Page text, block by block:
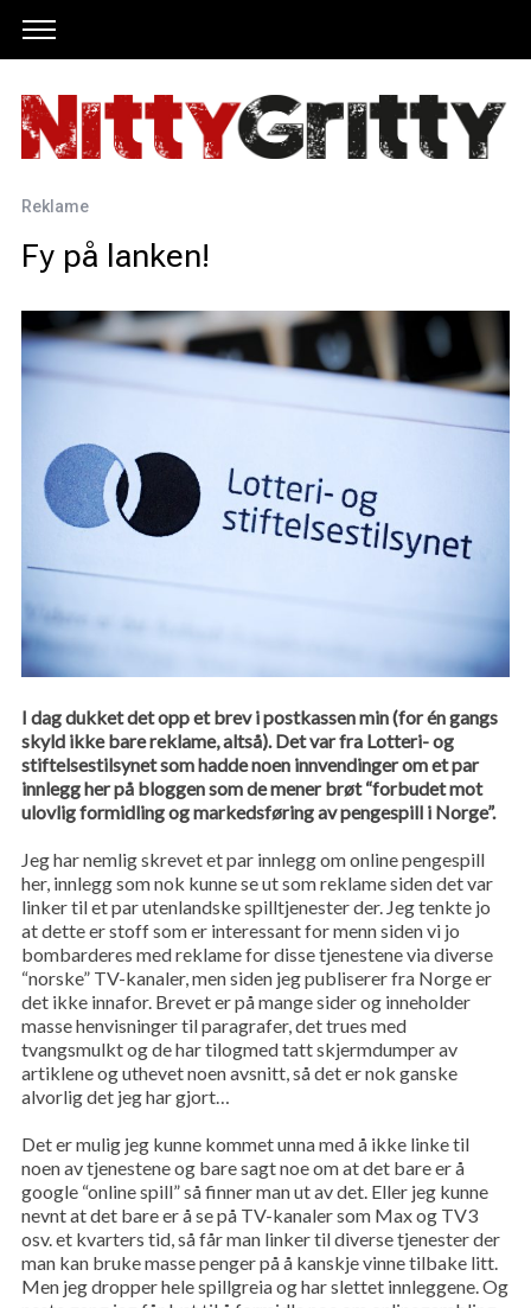
Reklame
Fy på lanken!
I dag dukket det opp et brev i postkassen min (for én gangs
skyld ikke bare reklame, altså). Det var fra Lotteri- og
stiftelsestilsynet som hadde noen innvendinger om et par
innlegg her på bloggen som de mener brøt “forbudet mot
ulovlig formidling og markedsføring av pengespill i Norge”.
Jeg har nemlig skrevet et par innlegg om online pengespill
her, innlegg som nok kunne se ut som reklame siden det var
linker til et par utenlandske spilltjenester der. Jeg tenkte jo
at dette er stoff som er interessant for menn siden vi jo
bombarderes med reklame for disse tjenestene via diverse
“norske” TV-kanaler, men siden jeg publiserer fra Norge er
det ikke innafor. Brevet er på mange sider og inneholder
masse henvisninger til paragrafer, det trues med
tvangsmulkt og de har tilogmed tatt skjermdumper av
artiklene og uthevet noen avsnitt, så det er nok ganske
alvorlig det jeg har gjort…
Det er mulig jeg kunne kommet unna med å ikke linke til
noen av tjenestene og bare sagt noe om at det bare er å
google “online spill” så finner man ut av det. Eller jeg kunne
nevnt at det bare er å se på TV-kanaler som Max og TV3
osv. et kvarters tid, så får man linker til diverse tjenester der
man kan bruke masse penger på å kanskje vinne tilbake litt.
Men jeg dropper hele spillgreia og har slettet innleggene. Og